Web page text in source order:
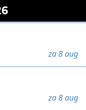
za 8 aug
za 8 aug